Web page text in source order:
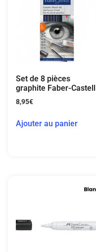
Set de 8 pièces
graphite Faber-Castell
8,95€
Ajouter au panier